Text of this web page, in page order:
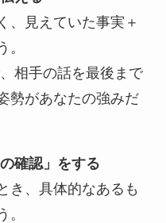
、見えていた事実＋
。
相手の話を最後まで
勢があなたの強みだ
確認」をする
き、具体的なあるも
。